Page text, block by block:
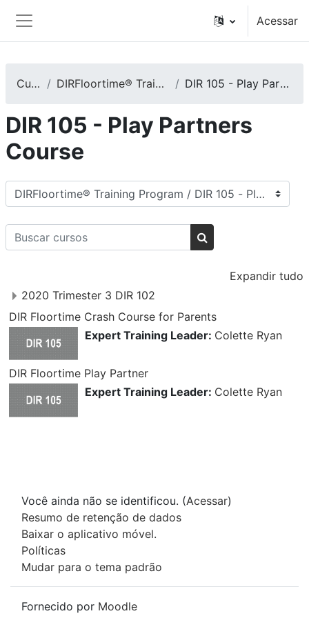
Painel lateral
Acessar
Cursos DIRFloortime® Training Program DIR 105 - Play Partners Course
DIR 105 - Play Partners
Course
Categorias de Cursos
Buscar cursos
Buscar cursos
Expandir tudo
2020 Trimester 3 DIR 102
DIR Floortime Crash Course for Parents
Expert Training Leader: Colette Ryan
DIR Floortime Play Partner
Expert Training Leader: Colette Ryan
Você ainda não se identificou. (Acessar)
Resumo de retenção de dados
Baixar o aplicativo móvel.
Políticas
Mudar para o tema padrão
Fornecido por Moodle